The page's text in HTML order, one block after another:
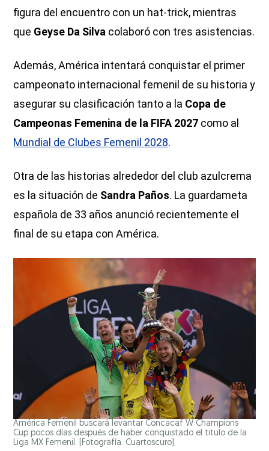
figura del encuentro con un hat-trick, mientras
que Geyse Da Silva colaboró con tres asistencias.
Además, América intentará conquistar el primer
campeonato internacional femenil de su historia y
asegurar su clasificación tanto a la Copa de
Campeonas Femenina de la FIFA 2027 como al
Mundial de Clubes Femenil 2028.
Otra de las historias alrededor del club azulcrema
es la situación de Sandra Paños. La guardameta
española de 33 años anunció recientemente el
final de su etapa con América.
América Femenil buscará levantar Concacaf W Champions
Cup pocos días después de haber conquistado el titulo de la
Liga MX Femenil. [Fotografía. Cuartoscuro]